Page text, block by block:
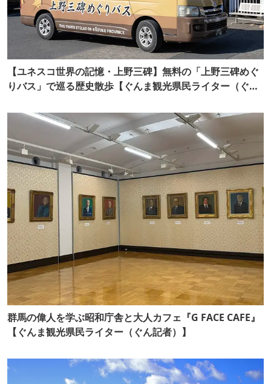
【ユネスコ世界の記憶・上野三碑】無料の「上野三碑めぐ
りバス」で巡る歴史散歩【ぐんま観光県民ライター（ぐん
群馬の偉人を学ぶ昭和庁舎と大人カフェ『G FACE CAFE』
【ぐんま観光県民ライター（ぐん記者）】